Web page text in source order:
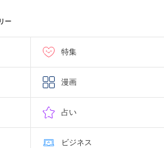
ー
特集
漫画
占い
ビジネス